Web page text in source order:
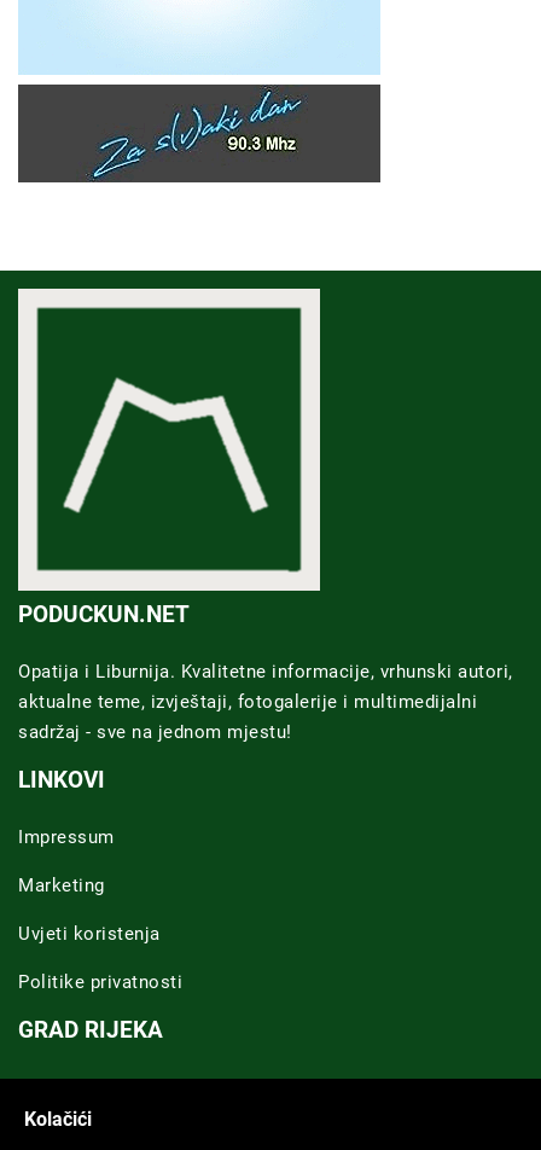
PODUCKUN.NET
Opatija i Liburnija. Kvalitetne informacije, vrhunski autori,
aktualne teme, izvještaji, fotogalerije i multimedijalni
sadržaj - sve na jednom mjestu!
LINKOVI
Impressum
Marketing
Uvjeti koristenja
Politike privatnosti
GRAD RIJEKA
Kolačići